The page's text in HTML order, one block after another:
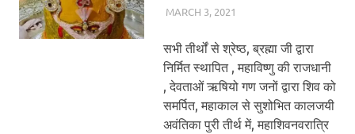
MARCH 3, 2021
सभी तीर्थों से श्रेष्ठ, ब्रह्मा जी द्वारा
निर्मित स्थापित , महाविष्णु की राजधानी
, देवताओं ऋषियो गण जनों द्वारा शिव को
समर्पित, महाकाल से सुशोभित कालजयी
अवंतिका पुरी तीर्थ में, महाशिवनवरात्रि